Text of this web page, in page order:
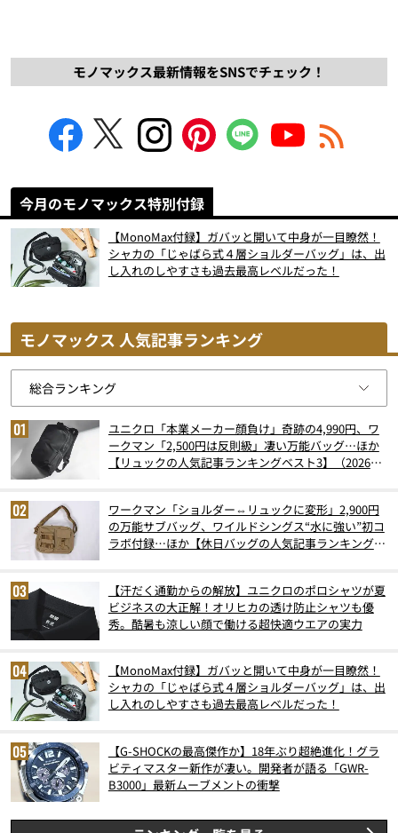
モノマックス最新情報をSNSでチェック！
今月のモノマックス特別付録
【MonoMax付録】ガバッと開いて中身が一目瞭然！
シャカの「じゃばら式４層ショルダーバッグ」は、出
し入れのしやすさも過去最高レベルだった！
モノマックス 人気記事ランキング
ユニクロ「本業メーカー顔負け」奇跡の4,990円、ワ
ークマン「2,500円は反則級」凄い万能バッグ…ほか
【リュックの人気記事ランキングベスト3】（2026年
ワークマン「ショルダー⇔リュックに変形」2,900円
の万能サブバッグ、ワイルドシングス“水に強い”初コ
ラボ付録…ほか【休日バッグの人気記事ランキングベ
【汗だく通勤からの解放】ユニクロのポロシャツが夏
ビジネスの大正解！オリヒカの透け防止シャツも優
秀。酷暑も涼しい顔で働ける超快適ウエアの実力
【MonoMax付録】ガバッと開いて中身が一目瞭然！
シャカの「じゃばら式４層ショルダーバッグ」は、出
し入れのしやすさも過去最高レベルだった！
【G-SHOCKの最高傑作か】18年ぶり超絶進化！グラ
ビティマスター新作が凄い。開発者が語る「GWR-
B3000」最新ムーブメントの衝撃